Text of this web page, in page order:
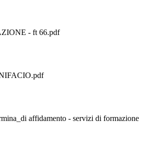
- ft 66.pdf
affidamento - servizi di formazione